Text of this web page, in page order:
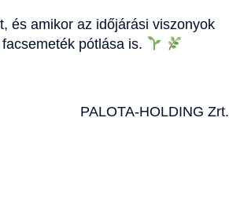
és amikor az időjárási viszonyok
pótlása is.
PALOTA-HOLDING Zrt.